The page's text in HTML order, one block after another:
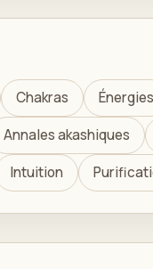
Chakras Énergies
Annales akashiques
Intuition